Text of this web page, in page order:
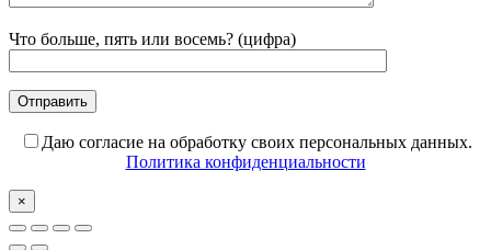
Что больше, пять или восемь? (цифра)
Даю согласие на обработку своих персональных данных.
Политика конфиденциальности
×